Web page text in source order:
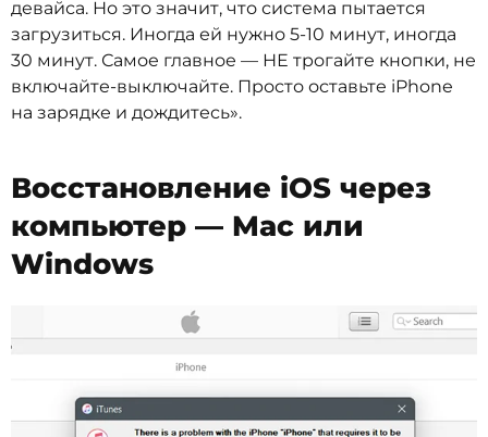
девайса. Но это значит, что система пытается
загрузиться. Иногда ей нужно 5-10 минут, иногда
30 минут. Самое главное — НЕ трогайте кнопки, не
включайте-выключайте. Просто оставьте iPhone
на зарядке и дождитесь».
Восстановление iOS через
компьютер — Mac или
Windows